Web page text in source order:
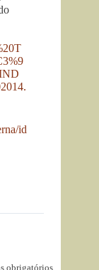
id
obrigatórios